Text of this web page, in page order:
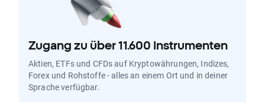
Zugang zu über 11.600 Instrumenten
Aktien, ETFs und CFDs auf Kryptowährungen, Indizes,
Forex und Rohstoffe - alles an einem Ort und in deiner
Sprache verfügbar.